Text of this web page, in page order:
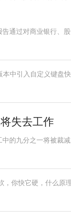
通过对商业银行、
本中引入自定义键盘
失去工作
的九分之一将被裁
，你快它硬，什么原